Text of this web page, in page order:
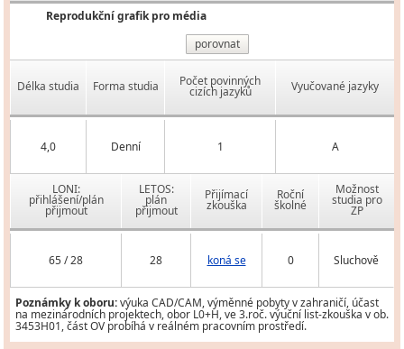
Reprodukční grafik pro média
porovnat
Délka studia Forma studia Počet povinných
cizích jazyků Vyučované jazyky
4,0 Denní 1 A
LONI:
přihlášení/plán
přijmout
LETOS:
plán
přijmout
Přijímací
zkouška
Roční
školné
Možnost
studia pro
ZP
65 / 28 28 koná se 0 Sluchově
Poznámky k oboru:výuka CAD/CAM, výměnné pobyty v zahraničí, účast
na mezinárodních projektech, obor L0+H, ve 3.roč. výuční list-zkouška v ob.
3453H01, část OV probíhá v reálném pracovním prostředí.